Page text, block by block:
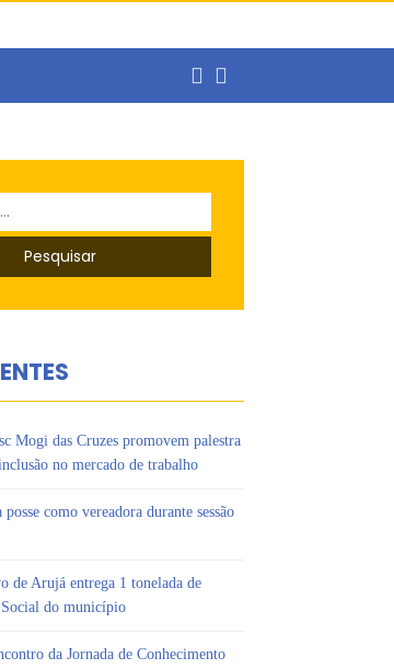
Mogi das Cruzes promovem palestra
no mercado de trabalho
como vereadora durante sessão
de Arujá entrega 1 tonelada de
do município
da Jornada de Conhecimento